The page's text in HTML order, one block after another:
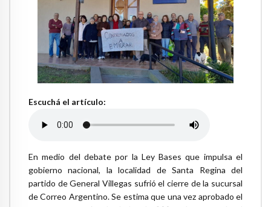
Escuchá el artículo:
En medio del debate por la Ley Bases que impulsa el
gobierno nacional, la localidad de Santa Regina del
partido de General Villegas sufrió el cierre de la sucursal
de Correo Argentino. Se estima que una vez aprobado el